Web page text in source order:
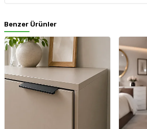
Benzer Ürünler